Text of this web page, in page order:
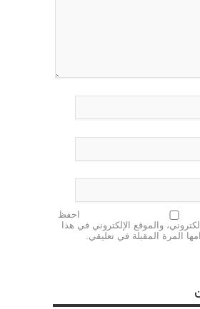
احفظ
والموقع الإلكتروني في هذا
المرة المقبلة في تعليقي.